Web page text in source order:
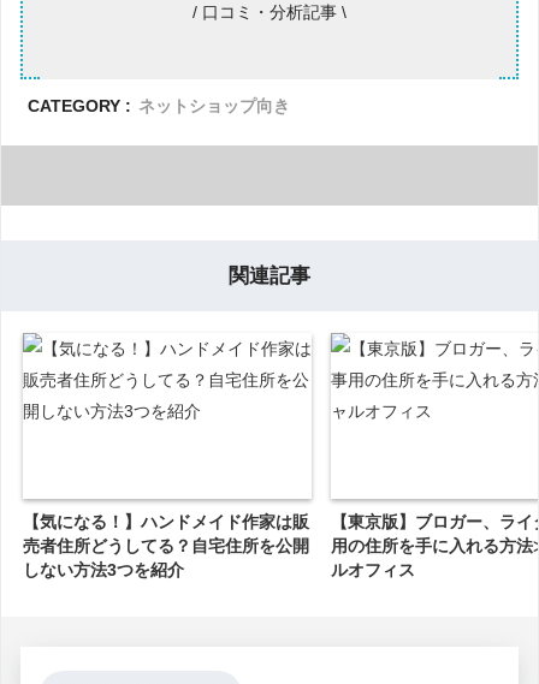
/ 口コミ・分析記事 \
CATEGORY : ネットショップ向き
関連記事
【気になる！】ハンドメイド作家は販
売者住所どうしてる？自宅住所を公開
しない方法3つを紹介
【東京版】ブロガー、ラ
用の住所を手に入れる方
ルオフィス